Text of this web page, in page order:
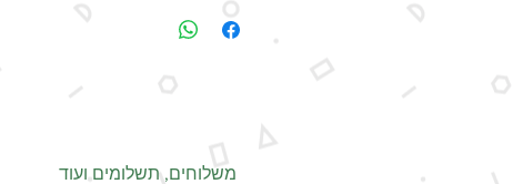
כל הזכויות על העיצוב שמורות.
משלוחים, תשלומים ועוד